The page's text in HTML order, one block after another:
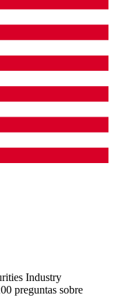
Industry
preguntas sobre